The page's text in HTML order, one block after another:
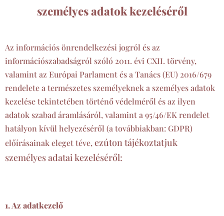
személyes adatok kezeléséről
Az információs önrendelkezési jogról és az
információszabadságról szóló 2011. évi CXII. törvény,
valamint az Európai Parlament és a Tanács (EU) 2016/679
rendelete a természetes személyeknek a személyes adatok
kezelése tekintetében történő védelméről és az ilyen
adatok szabad áramlásáról, valamint a 95/46/EK rendelet
hatályon kívül helyezéséről (a továbbiakban: GDPR)
előírásainak eleget téve, ezúton tájékoztatjuk
személyes adatai kezeléséről:
1. Az adatkezelő